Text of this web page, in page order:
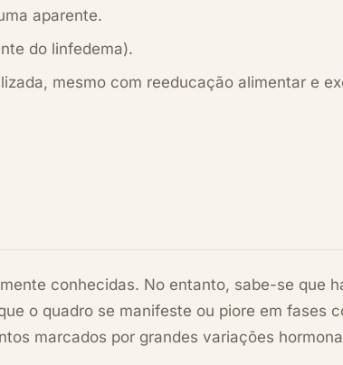
aparente.
do linfedema).
mesmo com reeducação alimentar e
conhecidas. No entanto, sabe-se que
o quadro se manifeste ou piore em fases
marcados por grandes variações